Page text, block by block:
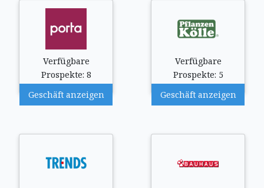
Verfügbare
Prospekte: 8
Geschäft anzeigen
Verfügbare
Prospekte: 5
Geschäft anzeigen